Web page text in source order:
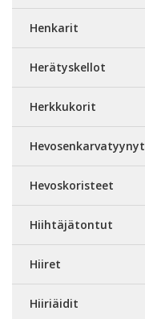
Henkarit
Herätyskellot
Herkkukorit
Hevosenkarvatyynyt
Hevoskoristeet
Hiihtäjätontut
Hiiret
Hiiriäidit